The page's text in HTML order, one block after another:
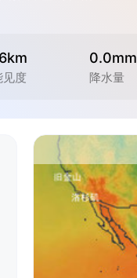
见度
0.0mm
降水量